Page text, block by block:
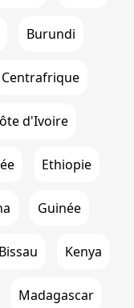
Burundi
Centrafrique
d'Ivoire
Ethiopie
Guinée
Kenya
Madagascar